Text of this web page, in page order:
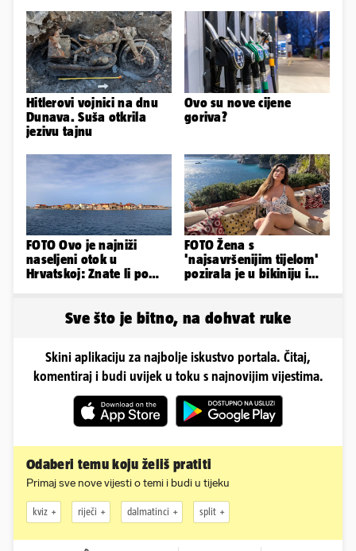
Hitlerovi vojnici na dnu
Dunava. Suša otkrila
jezivu tajnu
Ovo su nove cijene
goriva?
FOTO Ovo je najniži
naseljeni otok u
Hrvatskoj: Znate li po
FOTO Žena s
'najsavršenijim tijelom'
pozirala je u bikiniju i
Sve što je bitno, na dohvat ruke
Skini aplikaciju za najbolje iskustvo portala. Čitaj,
komentiraj i budi uvijek u toku s najnovijim vijestima.
Odaberi temu koju želiš pratiti
Primaj sve nove vijesti o temi i budi u tijeku
kviz riječi dalmatinci split